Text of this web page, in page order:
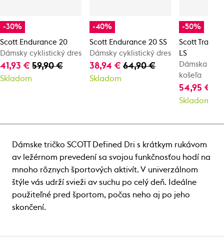
-30%
Scott Endurance 20
Dámsky cyklistický dres
41,93 € 59,90 €
Skladom
-40%
Scott Endurance 20 SS
Dámsky cyklistický dres
38,94 €64,90 €
Skladom
-50%
Scott Trail
LS
Dámska
košeľa
54,95 €
Skladom
Dámske tričko SCOTT Defined Dri s krátkym rukávom
av ležérnom prevedení sa svojou funkčnosťou hodí na
mnoho rôznych športových aktivít. V univerzálnom
štýle vás udrží svieži av suchu po celý deň. Ideálne
použiteľné pred športom, počas neho aj po jeho
skončení.